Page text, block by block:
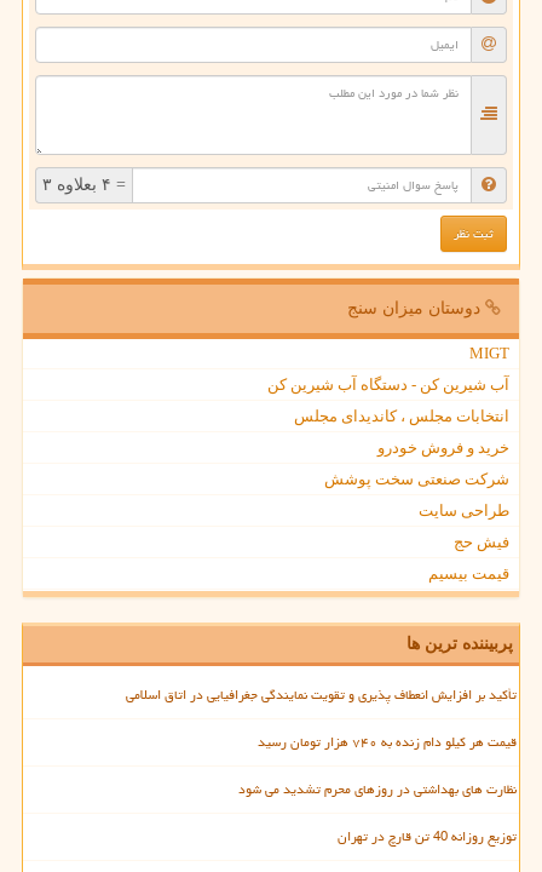
= ۴ بعلاوه ۳
دوستان میزان سنج
MIGT
آب شیرین کن - دستگاه آب شیرین کن
انتخابات مجلس ، کاندیدای مجلس
خرید و فروش خودرو
شرکت صنعتی سخت پوشش
طراحی سایت
فیش حج
قیمت بیسیم
پربیننده ترین ها
تأکید بر افزایش انعطاف پذیری و تقویت نمایندگی جغرافیایی در اتاق اسلامی
قیمت هر کیلو دام زنده به ۷۴۰ هزار تومان رسید
نظارت های بهداشتی در روزهای محرم تشدید می شود
توزیع روزانه 40 تن قارچ در تهران